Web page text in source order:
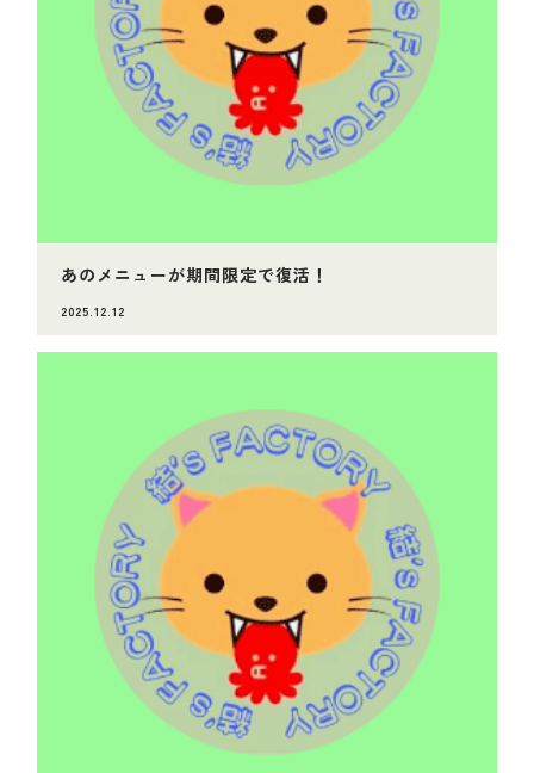
あのメニューが期間限定で復活！
2025.12.12